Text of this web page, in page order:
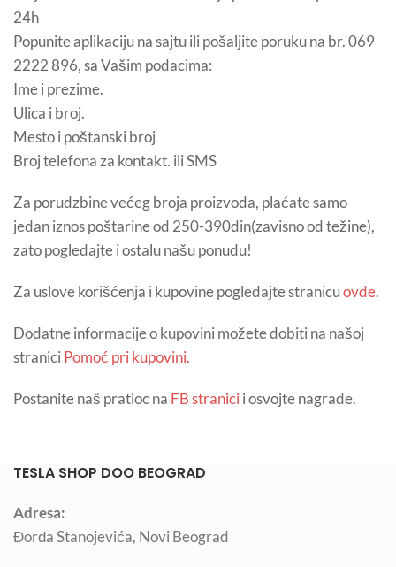
24h
Popunite aplikaciju na sajtu ili pošaljite poruku na br. 069
2222 896, sa Vašim podacima:
Ime i prezime.
Ulica i broj.
Mesto i poštanski broj
Broj telefona za kontakt. ili SMS
Za porudzbine većeg broja proizvoda, plaćate samo
jedan iznos poštarine od 250-390din(zavisno od težine),
zato pogledajte i ostalu našu ponudu!
Za uslove korišćenja i kupovine pogledajte stranicuovde.
Dodatne informacije o kupovini možete dobiti na našoj
stranici Pomoć pri kupovini.
Postanite naš pratioc na FB stranicii osvojte nagrade.
TESLA SHOP DOO BEOGRAD
Adresa:
Đorđa Stanojevića, Novi Beograd